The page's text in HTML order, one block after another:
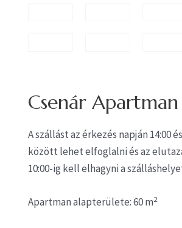
Csenár Apartman
A szállást az érkezés napján 14:00
között lehet elfoglalni és az
10:00-ig kell elhagyni a
Apartman alapterülete: 60 m2